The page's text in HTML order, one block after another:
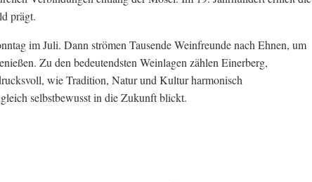
prägt.
im Juli. Dann strömen Tausende Weinfreunde nach Ehnen, um
Zu den bedeutendsten Weinlagen zählen Einerberg,
wie Tradition, Natur und Kultur harmonisch
selbstbewusst in die Zukunft blickt.